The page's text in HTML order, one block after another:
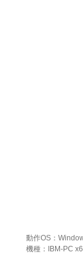
動作OS：
機種：IBM-PC